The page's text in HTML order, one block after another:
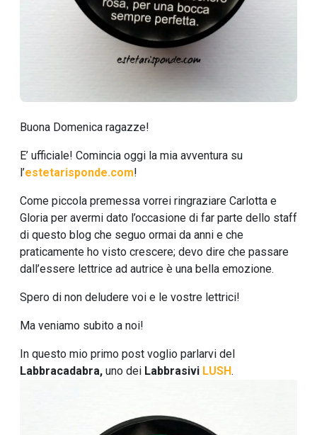
Buona Domenica ragazze!
E’ ufficiale! Comincia oggi la mia avventura su
l’estetarisponde.com!
Come piccola premessa vorrei ringraziare Carlotta e
Gloria per avermi dato l’occasione di far parte dello staff
di questo blog che seguo ormai da anni e che
praticamente ho visto crescere; devo dire che passare
dall’essere lettrice ad autrice è una bella emozione.
Spero di non deludere voi e le vostre lettrici!
Ma veniamo subito a noi!
In questo mio primo post voglio parlarvi del
Labbracadabra, uno dei Labbrasivi LUSH.